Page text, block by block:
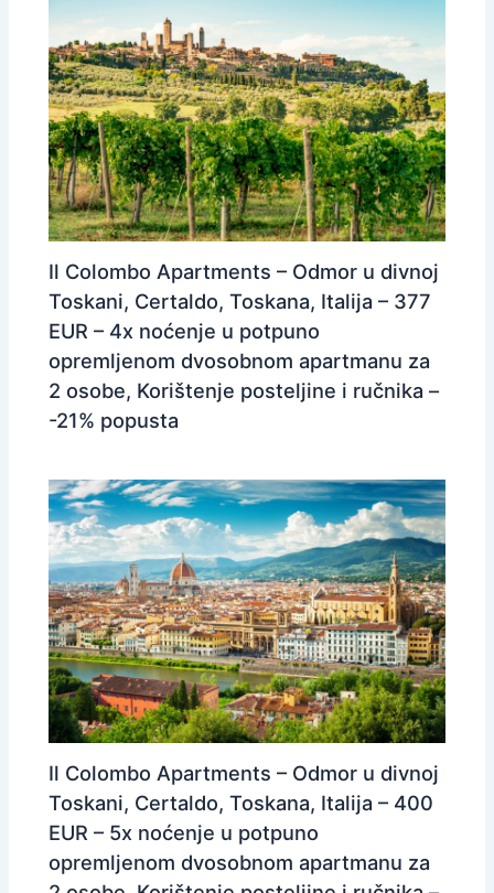
Il Colombo Apartments – Odmor u divnoj
Toskani, Certaldo, Toskana, Italija – 377
EUR – 4x noćenje u potpuno
opremljenom dvosobnom apartmanu za
2 osobe, Korištenje posteljine i ručnika –
-21% popusta
Il Colombo Apartments – Odmor u divnoj
Toskani, Certaldo, Toskana, Italija – 400
EUR – 5x noćenje u potpuno
opremljenom dvosobnom apartmanu za